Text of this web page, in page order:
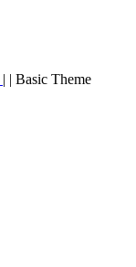
| | Basic Theme